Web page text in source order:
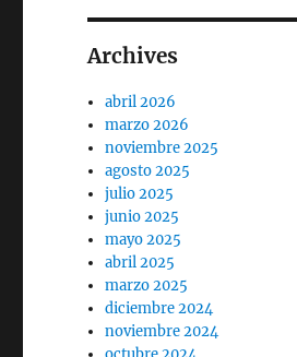
Archives
abril 2026
marzo 2026
noviembre 2025
agosto 2025
julio 2025
junio 2025
mayo 2025
abril 2025
marzo 2025
diciembre 2024
noviembre 2024